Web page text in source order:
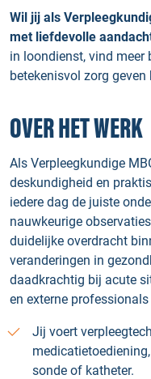
Wil jij als
met liefdevolle
in loondienst, vind meer
betekenisvol zorg geven
OVER HET WERK
Als Verpleegkundige
deskundigheid en
iedere dag de juiste
nauwkeurige
duidelijke overdracht
veranderingen in
daadkrachtig bij acute
en externe
Jij voert
sonde of katheter.